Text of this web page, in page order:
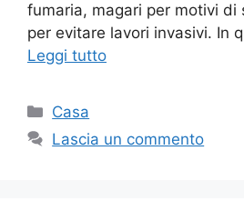
fumaria, magari per motivi di
per evitare lavori invasivi. In
Leggi tutto
Categorie
Casa
Lascia un commento